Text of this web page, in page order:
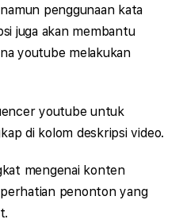
penggunaan kata
juga akan membantu
youtube melakukan
youtube untuk
di kolom deskripsi video.
mengenai konten
penonton yang